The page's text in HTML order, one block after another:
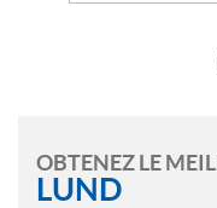
OBTENEZ LE
LUND